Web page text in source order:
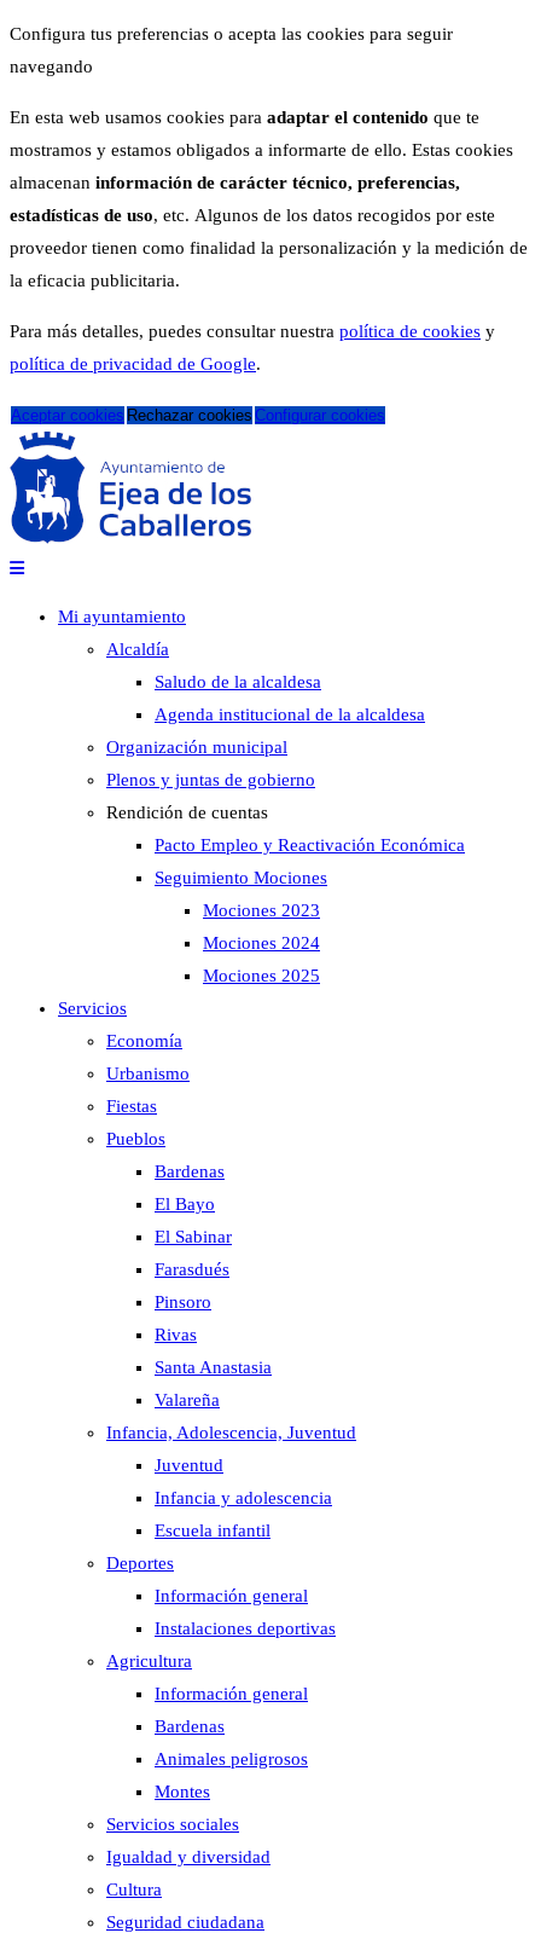
Configura tus preferencias o acepta las cookies para seguir
navegando
En esta web usamos cookies para adaptar el contenido que te
mostramos y estamos obligados a informarte de ello. Estas cookies
almacenan información de carácter técnico, preferencias,
estadísticas de uso, etc. Algunos de los datos recogidos por este
proveedor tienen como finalidad la personalización y la medición de
la eficacia publicitaria.
Para más detalles, puedes consultar nuestra política de cookies y
política de privacidad de Google.
Aceptar cookies Rechazar cookies Configurar cookies
Mi ayuntamiento
Alcaldía
Saludo de la alcaldesa
Agenda institucional de la alcaldesa
Organización municipal
Plenos y juntas de gobierno
Rendición de cuentas
Pacto Empleo y Reactivación Económica
Seguimiento Mociones
Mociones 2023
Mociones 2024
Mociones 2025
Servicios
Economía
Urbanismo
Fiestas
Pueblos
Bardenas
El Bayo
El Sabinar
Farasdués
Pinsoro
Rivas
Santa Anastasia
Valareña
Infancia, Adolescencia, Juventud
Juventud
Infancia y adolescencia
Escuela infantil
Deportes
Información general
Instalaciones deportivas
Agricultura
Información general
Bardenas
Animales peligrosos
Montes
Servicios sociales
Igualdad y diversidad
Cultura
Seguridad ciudadana